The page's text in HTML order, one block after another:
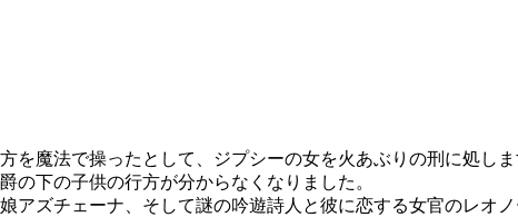
を魔法で操ったとして、ジプシーの女を火あぶりの刑に処し
の下の子供の行方が分からなくなりました。
アズチェーナ、そして謎の吟遊詩人と彼に恋する女官のレオ